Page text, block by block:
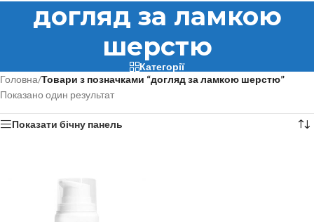
догляд за ламкою
шерстю
Категорії
Головна/Товари з позначками “догляд за ламкою шерстю”
Показано один результат
Показати бічну панель